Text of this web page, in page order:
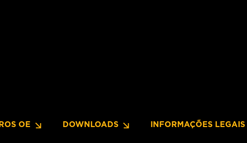
OE DOWNLOADS INFORMAÇÕES LEGAIS